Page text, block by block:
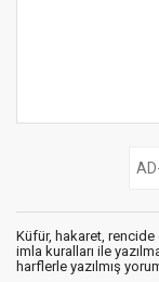
Küfür, hakaret, rencide
imla kuralları ile
harflerle yazılmış